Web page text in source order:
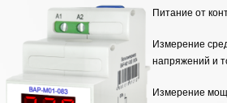
Питание от
Измерение
напряжений и
Измерение